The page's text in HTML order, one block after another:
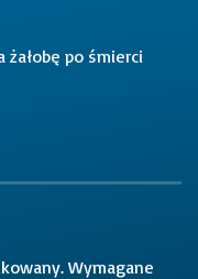
żałobę po śmierci
Wymagane